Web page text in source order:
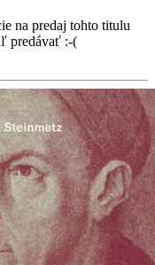
na predaj tohto titulu
predávať :-(